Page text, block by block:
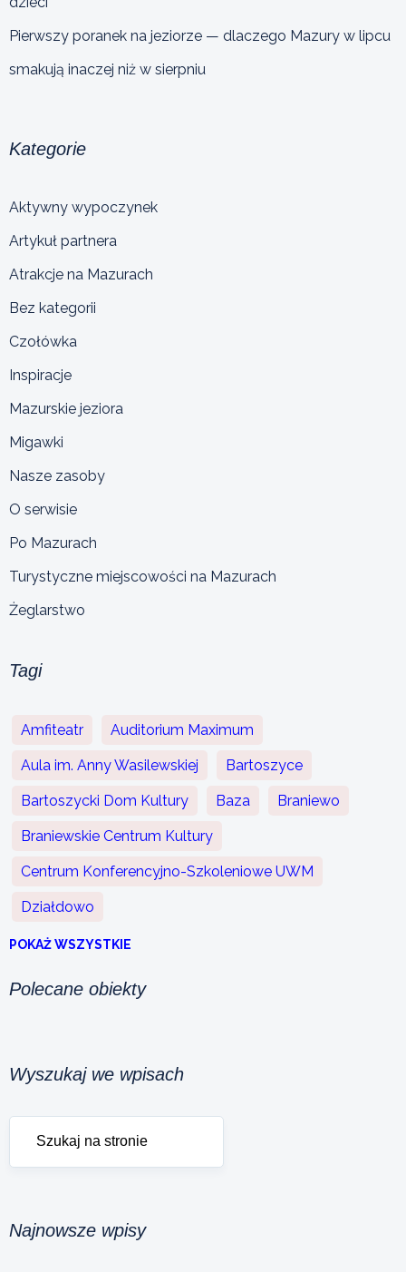
Pierwszy poranek na jeziorze — dlaczego Mazury w lipcu
smakują inaczej niż w sierpniu
Kategorie
Aktywny wypoczynek
Artykuł partnera
Atrakcje na Mazurach
Bez kategorii
Czołówka
Inspiracje
Mazurskie jeziora
Migawki
Nasze zasoby
O serwisie
Po Mazurach
Turystyczne miejscowości na Mazurach
Żeglarstwo
Tagi
Amfiteatr Auditorium Maximum
Aula im. Anny Wasilewskiej Bartoszyce
Bartoszycki Dom Kultury Baza Braniewo
Braniewskie Centrum Kultury
Centrum Konferencyjno-Szkoleniowe UWM
Działdowo
POKAŻ WSZYSTKIE
Polecane obiekty
Wyszukaj we wpisach
Najnowsze wpisy